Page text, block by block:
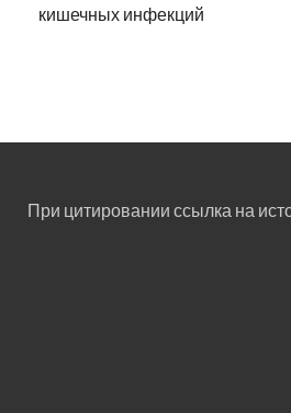
кишечных инфекций
При цитировании ссылка на